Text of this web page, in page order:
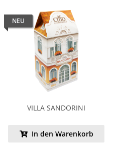
NEU
VILLA SANDORINI
In den Warenkorb